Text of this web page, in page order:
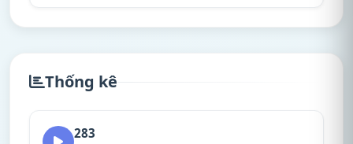
Thống kê
283